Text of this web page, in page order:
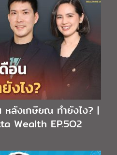
หลังเกษียณ ทำยังไง? |
Wealth EP.5O2